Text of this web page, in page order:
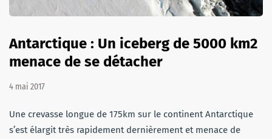
Antarctique : Un iceberg de 5000 km2
menace de se détacher
4 mai 2017
Une crevasse longue de 175km sur le continent Antarctique
s’est élargit très rapidement dernièrement et menace de